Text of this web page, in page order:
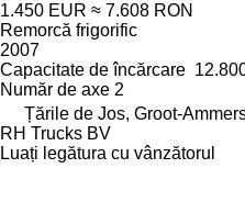
1.450 EUR ≈ 7.608 RON
Remorcă frigorific
2007
Capacitate de încărcare
Număr de axe 2
Țările de Jos, Groot-
RH Trucks BV
Luați legătura cu vânzătorul